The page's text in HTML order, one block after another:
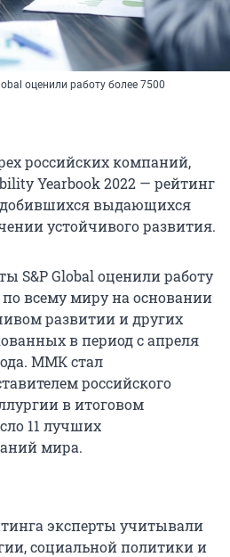
оценили работу более 7500
российских компаний,
Yearbook 2022 — рейтинг
выдающихся
устойчивого развития.
S&P Global оценили работу
всему миру на основании
развитии и других
в период с апреля
ММК стал
российского
в итоговом
11 лучших
мира.
эксперты учитывали
социальной политики и